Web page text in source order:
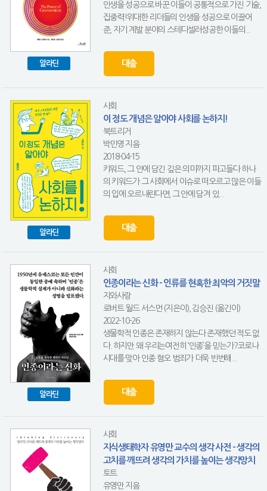
알라딘
인생을 성공으로 바꾼 이들이 공통적으로 가진 기술,
집중력!위대한 리더들의 인생을 성공으로 이끌어
준, 자기 계발 분야의 스테디셀러성공한 이들의...
대출
알라딘
사회
이 정도 개념은 알아야 사회를 논하지!
북트리거
박민영 지음
2018-04-15
키워드, 그 안에 담긴 깊은 의미까지 파고들다 하나
의 키워드가 그 사회에서 이슈로 떠오르고 많은 이들
의 입에 오르내린다면, 그 안에 담겨 있...
대출
알라딘
사회
인종이라는 신화 - 인류를 현혹한 최악의 거짓말
지와사랑
로버트 월드 서스먼 (지은이), 김승진 (옮긴이)
2022-10-26
생물학적 인종은 존재하지 않는다.존재했던 적도 없
다. 하지만 왜 우리는여전히 ‘인종’을 믿는가?코로나
시대를 맞아 인종 혐오 범죄가 더욱 빈번해...
대출
사회
지식생태학자 유영만 교수의 생각 사전 - 생각의
고치를 깨뜨려 생각의 가치를 높이는 생각망치
토트
유영만 지음